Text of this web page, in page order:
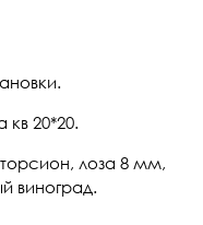
кв 20*20.
лоза 8 мм,
виноград.